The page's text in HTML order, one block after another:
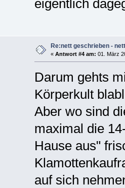
eigentlich
Re:nett geschrieben -
« Antwort #4 am: 01. März
Darum gehts
Körperkult
Aber wo sind
maximal die
Hause aus"
auf sich